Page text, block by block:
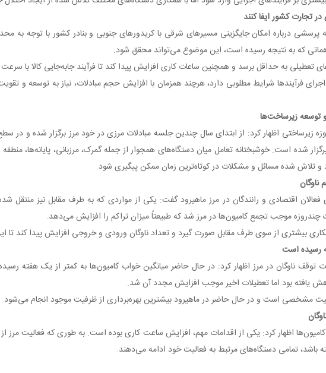
تجارت کشور ایفا کنند
درباره امکان جایگزینی مسیرهای شرقی با کریدورهای جنوبی و بنادر کشور با توجه به
که به نتیجه رسیده است، این موضوع می‌تواند محقق شود.
به حداقل برسد و همچنین ساعات کاری افزایش پیدا کند تا فرآیند جابه‌جایی کالا با
فرآیندها شرایط مطلوبی دارد، هرچند همزمان با افزایش حجم مبادلات، نیاز به توسعه و
توسعه زیرساخت‌ها
زیرساختی اظهار کرد: از ابتدای سال چندین جلسه مبادلات مرزی در خود مرز برگزار شده و
شده است. خوشبختانه تعامل میان دستگاه‌های همجوار از جمله گمرک، مرزبانی، پایانه‌ها،
و تلاش شده مسائل و مشکلات در کوتاه‌ترین زمان ممکن پیگیری شود.
ناوگان
اقتصادی و رانندگان در مرز ماهیرود گفت: یکی از مواردی که به طرف مقابل نیز منتقل
چندروزه موجب تجمع کامیون‌ها در مرز شد که طبیعتاً میزان تراکم را افزایش می‌دهد.
بیشتری از سوی طرف مقابل صورت گیرد و تعداد ناوگان ورودی و خروجی افزایش پیدا کند تا
رسیده است
توقف ناوگان در مرز اظهار کرد: در حال حاضر میانگین خواب کامیون‌ها به کمتر از یک
یافته بود اما تعطیلات اخیر موجب افزایش مجدد آن شد.
مشخصی است و در حال حاضر در ماهیرود بیشترین بهره‌برداری از ظرفیت موجود انجام می‌شود.
کامیون‌ها اظهار کرد: یکی از اقدامات مهم، افزایش ساعت کاری بوده است. به طوری که فعالیت مرز
باشد، تمامی دستگاه‌های مرتبط به فعالیت خود ادامه می‌دهند.